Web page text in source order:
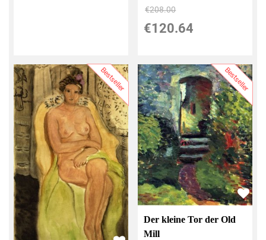
€208.00
€120.64
Bestseller Bestseller
Der kleine Tor der Old
Mill